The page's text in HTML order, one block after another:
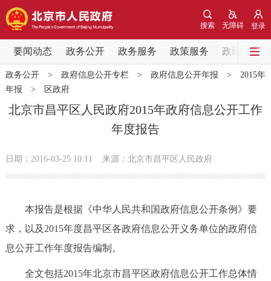
登录
无障碍
搜索
要闻动态 政务公开 政务服务 政策服务 政民互动
要闻动态
党中央精神 国务院信息 中央部委动态
北京要闻 会议信息 部门动态
市领导 机构职能 政策服务
政策兑现
政务公开> 政府信息公开专栏> 政府信息公开年报 > 2015年
年报 > 区政府
北京市昌平区人民政府2015年政府信息公开工作
年度报告
日期：2016-03-25 10:11 来源：北京市昌平区人民政府
本报告是根据《中华人民共和国政府信息公开条例》要
求，以及2015年度昌平区各政府信息公开义务单位的政府信
息公开工作年度报告编制。
全文包括2015年北京市昌平区政府信息公开工作总体情